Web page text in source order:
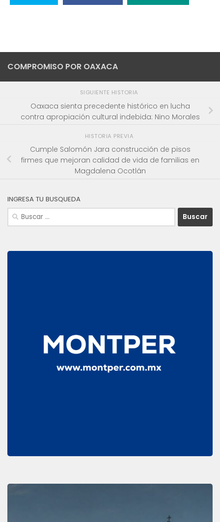
COMPROMISO POR OAXACA
SIGUIENTE HISTORIA
Oaxaca sienta precedente histórico en lucha
contra apropiación cultural indebida: Nino Morales
HISTORIA PREVIA
Cumple Salomón Jara construcción de pisos
firmes que mejoran calidad de vida de familias en
Magdalena Ocotlán
INGRESA TU BUSQUEDA
Buscar: